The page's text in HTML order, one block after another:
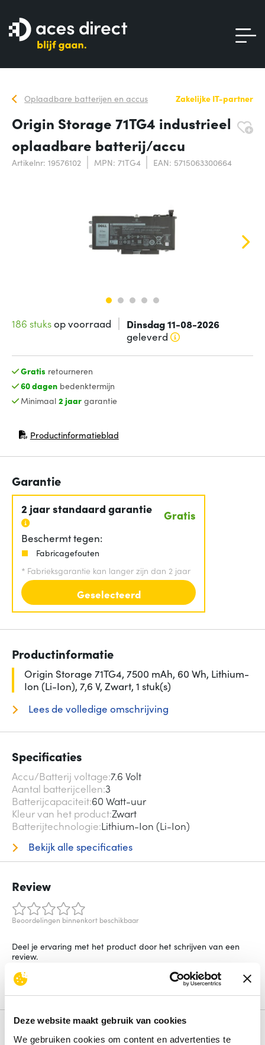
Deze website maakt gebruik van cookies
We gebruiken cookies om content en advertenties te
Oplaadbare batterijen en accus Zakelijke IT-partner
Origin Storage 71TG4 industrieel
oplaadbare batterij/accu
Artikelnr: 19576102 MPN: 71TG4 EAN: 5715063300664
186 stuksop voorraad Dinsdag 11-08-2026
geleverd
Gratis retourneren
60 dagenbedenktermijn
Minimaal 2 jaargarantie
Productinformatieblad
(opent in nieuw venster)
Garantie
2 jaar standaard garantie Gratis
Beschermt tegen:
Fabricagefouten
* Fabrieksgarantie kan langer zijn dan 2 jaar
Geselecteerd
Productinformatie
Origin Storage 71TG4, 7500 mAh, 60 Wh, Lithium-
Ion (Li-Ion), 7,6 V, Zwart, 1 stuk(s)
Lees de volledige omschrijving
Specificaties
Accu/Batterij voltage 7.6 Volt
Aantal batterijcellen 3
Batterijcapaciteit 60 Watt-uur
Kleur van het productZwart
Batterijtechnologie Lithium-Ion (Li-Ion)
Bekijk alle specificaties
Review
Beoordelingen binnenkort beschikbaar
Deel je ervaring met het product door het schrijven van een
review.
Schrijf een review
Alternatieven